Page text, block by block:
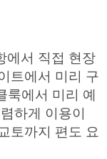
에서 직접 현장
트에서 미리 구
룩에서 미리 예
하게 이용이
토까지 편도 요